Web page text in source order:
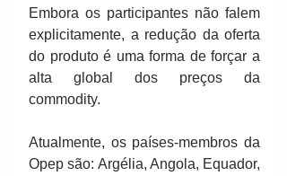
Embora os participantes não falem
explicitamente, a redução da oferta
do produto é uma forma de forçar a
alta global dos preços da
commodity.
Atualmente, os países-membros da
Opep são: Argélia, Angola, Equador,